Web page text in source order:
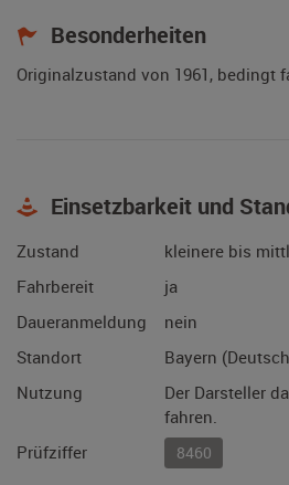
Besonderheiten
Originalzustand von 1961, bedingt
Einsetzbarkeit und
Zustand
kleinere bis
Fahrbereit
ja
Daueranmeldung
nein
Standort
Bayern
Nutzung
Der Darsteller
fahren.
Prüfziffer
8460